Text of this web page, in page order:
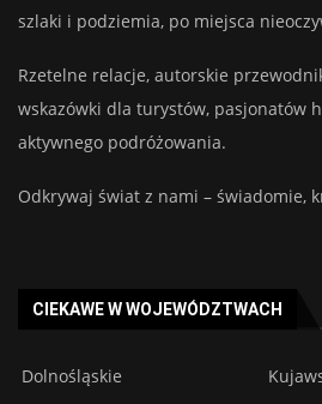
szlaki i podziemia, po miejsca
Rzetelne relacje, autorskie
wskazówki dla turystów, pasjonatów
aktywnego podróżowania.
Odkrywaj świat z nami – świadomie,
CIEKAWE W WOJEWÓDZTWACH
Dolnośląskie